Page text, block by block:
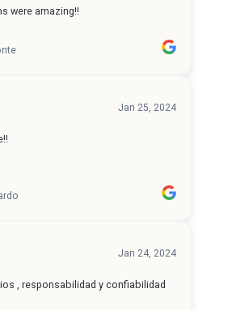
were amazing!!
Jan 25, 2024
Jan 24, 2024
, responsabilidad y confiabilidad